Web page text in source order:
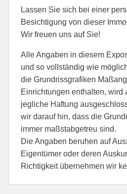
Lassen Sie sich bei einer
Besichtigung von dieser
Wir freuen uns auf Sie!
Alle Angaben in diesem
und so vollständig wie
die Grundrissgrafiken
Einrichtungen enthalten, wird
jegliche Haftung
wir darauf hin, dass die
immer maßstabgetreu sind.
Die Angaben beruhen auf
Eigentümer oder deren
Richtigkeit übernehmen wir